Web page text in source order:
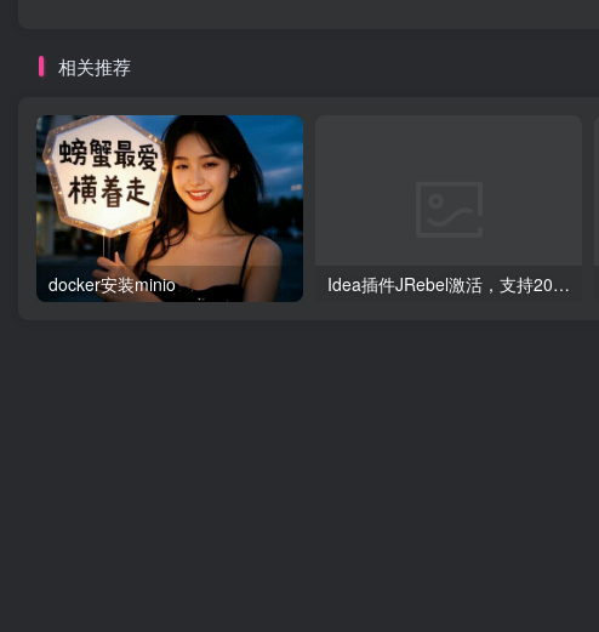
相关推荐
docker安装minio Idea插件JRebel激活，支持2023.4.0 +